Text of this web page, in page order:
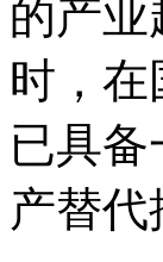
的产
时，在
已具
产替